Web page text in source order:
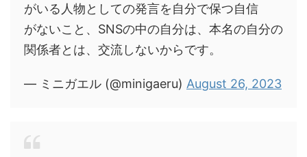
がいる人物としての発言を自分で保つ自信
がないこと、SNSの中の自分は、本名の自分の
関係者とは、交流しないからです。
— ミニガエル (@minigaeru) August 26, 2023